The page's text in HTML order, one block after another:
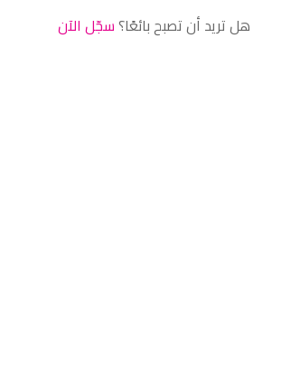
هل تريد أن تصبح بائعًا؟سجّل الآن